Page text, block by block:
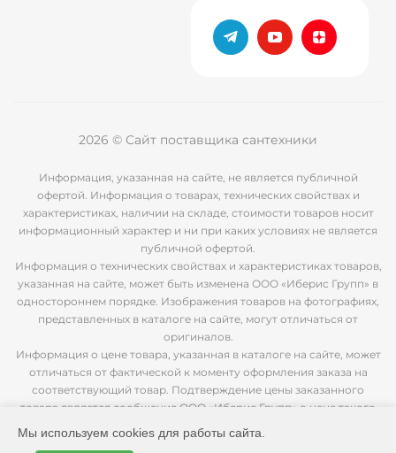
2026 © Сайт поставщика сантехники
Информация, указанная на сайте, не является публичной
офертой. Информация о товарах, технических свойствах и
характеристиках, наличии на складе, стоимости товаров носит
информационный характер и ни при каких условиях не является
публичной офертой.
Информация о технических свойствах и характеристиках товаров,
указанная на сайте, может быть изменена ООО «Иберис Групп» в
одностороннем порядке. Изображения товаров на фотографиях,
представленных в каталоге на сайте, могут отличаться от
оригиналов.
Информация о цене товара, указанная в каталоге на сайте, может
отличаться от фактической к моменту оформления заказа на
соответствующий товар. Подтверждение цены заказанного
товара является сообщение ООО «Иберис Групп» о цене такого
товара.
Мы используем cookies для работы сайта.